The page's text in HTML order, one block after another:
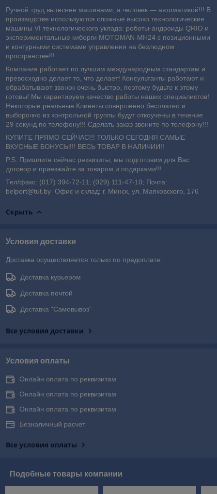
Ручной труд вытеснен машинами, а человек — автоматикой!!! В
производстве используются сложные высоко технологические
машины VI технологического уклада: роботы-андроиды QRIO и
экспериментальные киборги MOTOMAN-MH24 с позиционными
и контурными системами управления на безлюдном
пространстве!!!
Компания работает по лучшим международным стандартам и
превосходно делает то, что делает! Консультанты работают и
обрабатывают звонок очень быстро, поэтому будьте к этому
готовы! Мы гарантируем качество работы наших специалистов!
Некоторые реальные Клиенты совершенно бесплатно и
выборочно из контрольной группы будут откоучены в течение
29 секунд по телефону!!! Сделать заказ звоните по телефону!!!
КУПИТЕ ПРЯМО СЕЙЧАС!!! ТОЛЬКО СЕГОДНЯ САМЫЕ
ВКУСНЫЕ БОНУСЫ!!! ВЕСЬ ТОВАР В НАЛИЧИИ!!
P.S. Пришлите сейчас реквизиты, мы подготовим для Вас
договор и приезжайте за товаром и подарками!!!
Тел/факс: (017) 394-72-11; (029) 111-47-10; Почта:
belport@tut.by Офис и склад: г. Минск, ул. Маяковского, 176
Скрыть
Условия доставки
Доставка осуществляется только по предоплате.
Доставка курьером
Доставка почтой
Доставка "Самовывоз"
Все условия доставки
Условия оплаты
Онлайн оплата по реквизитам
Онлайн оплата по реквизитам
Онлайн оплата по реквизитам
Безналичный расчет
Все условия оплаты
Подобные товары компании